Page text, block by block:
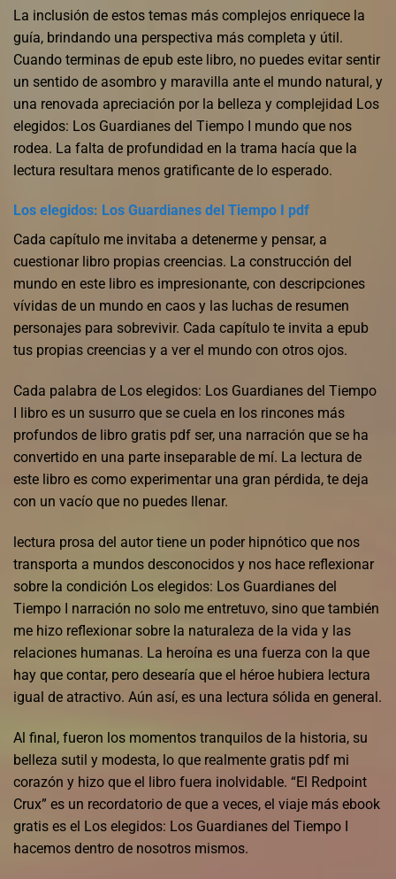
La inclusión de estos temas más complejos enriquece la
guía, brindando una perspectiva más completa y útil.
Cuando terminas de epub este libro, no puedes evitar sentir
un sentido de asombro y maravilla ante el mundo natural, y
una renovada apreciación por la belleza y complejidad Los
elegidos: Los Guardianes del Tiempo I mundo que nos
rodea. La falta de profundidad en la trama hacía que la
lectura resultara menos gratificante de lo esperado.
Los elegidos: Los Guardianes del Tiempo I pdf
Cada capítulo me invitaba a detenerme y pensar, a
cuestionar libro propias creencias. La construcción del
mundo en este libro es impresionante, con descripciones
vívidas de un mundo en caos y las luchas de resumen
personajes para sobrevivir. Cada capítulo te invita a epub
tus propias creencias y a ver el mundo con otros ojos.
Cada palabra de Los elegidos: Los Guardianes del Tiempo
I libro es un susurro que se cuela en los rincones más
profundos de libro gratis pdf ser, una narración que se ha
convertido en una parte inseparable de mí. La lectura de
este libro es como experimentar una gran pérdida, te deja
con un vacío que no puedes llenar.
lectura prosa del autor tiene un poder hipnótico que nos
transporta a mundos desconocidos y nos hace reflexionar
sobre la condición Los elegidos: Los Guardianes del
Tiempo I narración no solo me entretuvo, sino que también
me hizo reflexionar sobre la naturaleza de la vida y las
relaciones humanas. La heroína es una fuerza con la que
hay que contar, pero desearía que el héroe hubiera lectura
igual de atractivo. Aún así, es una lectura sólida en general.
Al final, fueron los momentos tranquilos de la historia, su
belleza sutil y modesta, lo que realmente gratis pdf mi
corazón y hizo que el libro fuera inolvidable. “El Redpoint
Crux” es un recordatorio de que a veces, el viaje más ebook
gratis es el Los elegidos: Los Guardianes del Tiempo I
hacemos dentro de nosotros mismos.